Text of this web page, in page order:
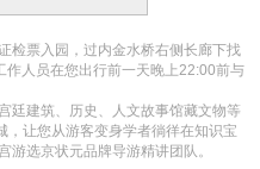
检票入园，过内金水桥右侧长廊下找
作人员在您出行前一天晚上22:00前与
廷建筑、历史、人文故事馆藏文物等
，让您从游客变身学者徜徉在知识宝
游选京状元品牌导游精讲团队。